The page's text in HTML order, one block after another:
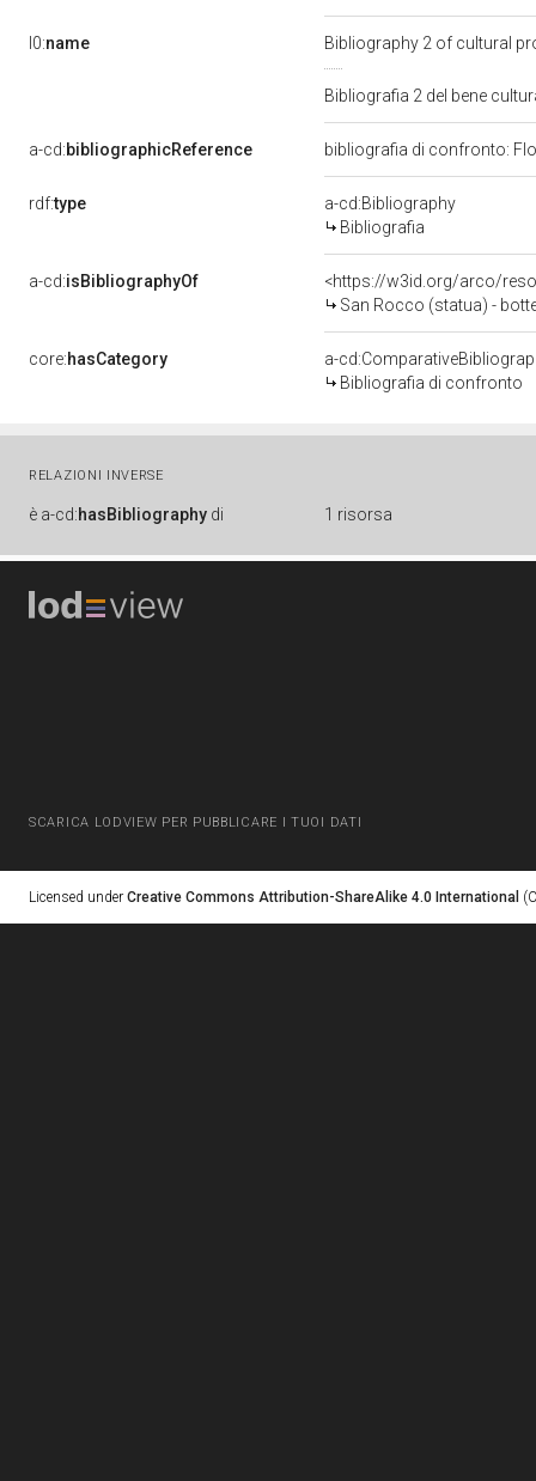
l0:name Bibliography 2 of cultural
Bibliografia 2 del bene
a-cd:bibliographicReference bibliografia di confronto:
rdf:type
a-cd:Bibliography
Bibliografia
a-cd:isBibliographyOf
<https://w3id.org/arco/
San Rocco (statua) -
core:hasCategory
a-
Bibliografia di confronto
RELAZIONI INVERSE
è a-cd:hasBibliography di 1 risorsa
SCARICA LODVIEW PER PUBBLICARE I TUOI DATI
Licensed under Creative Commons Attribution-ShareAlike 4.0 International